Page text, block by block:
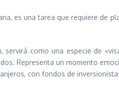
es una tarea que requiere de
como una especie de
Representa un momento
con fondos de